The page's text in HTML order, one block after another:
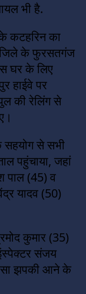
भी है.
कटहरिन का
जिले के फुरसतगंज
घर के लिए
हाईवे पर
की रेलिंग से
सहयोग से सभी
पहुंचाया, जहां
पाल (45) व
यादव (50)
कुमार (35)
संजय
झपकी आने के